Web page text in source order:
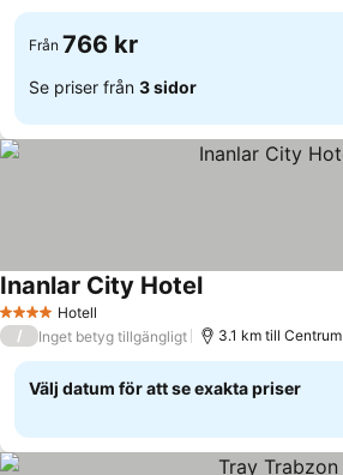
Från 766 kr
Se priser från 3 sidor
4 StjärnorHotell
Inanlar City Hotel
/ Inget betyg tillgängligt 3.1 km till Centrum
Välj datum för att se exakta priser